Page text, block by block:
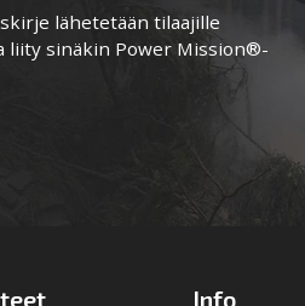
lähetetään tilaajille
liity sinäkin Power Mission®-
Info